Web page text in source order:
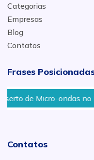
Categorias
Empresas
Blog
Contatos
Frases
Micro-ondas no Bairro
Contatos